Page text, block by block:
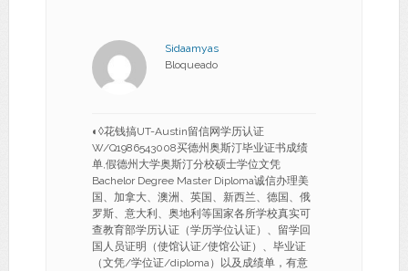
Sidaamyas
Bloqueado
◐◊花钱搞UT-Austin留信网学历认证
W/Q1986543008买德州奥斯汀毕业证书成绩
单,假德州大学奥斯汀分校硕士学位文凭
Bachelor Degree Master Diploma诚信办理美
国、加拿大、澳洲、英国、新西兰、德国、俄
罗斯、意大利、奥地利等国家各所学校真实可
查教育部学历认证（学历学位认证）、留学回
国人员证明（使馆认证/使馆公证）、毕业证
（文凭/学位证/diploma）以及成绩单，有意